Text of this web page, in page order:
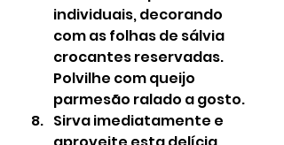
individuais, decorando
com as folhas de sálvia
crocantes reservadas.
Polvilhe com queijo
parmesão ralado a gosto.
Sirva imediatamente e